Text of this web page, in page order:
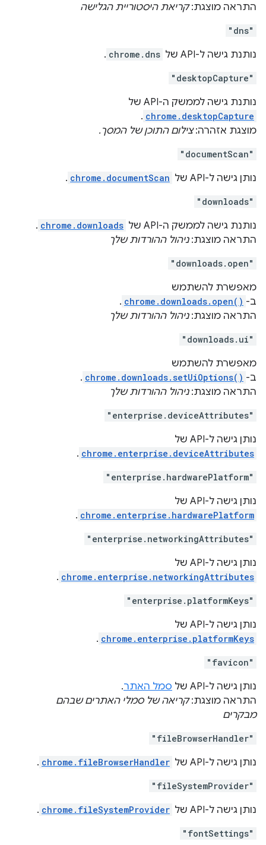
התראה מוצגת:קריאת היסטוריית הגלישה
"dns"
נותנת גישה ל-API של chrome.dns
.
"desktopCapture"
נותנת גישה לממשק ה-API של
chrome.desktopCapture
.
מוצגת אזהרה:צילום התוכן של המסך.
"documentScan"
נותן גישה ל-API של chrome.documentScan
.
"downloads"
נותנת גישה לממשק ה-API של chrome.downloads
.
התראה מוצגת:ניהול ההורדות שלך
"downloads.open"
מאפשרת להשתמש
ב- chrome.downloads.open()
.
התראה מוצגת:ניהול ההורדות שלך
"downloads.ui"
מאפשרת להשתמש
ב- chrome.downloads.setUiOptions()
.
התראה מוצגת:ניהול ההורדות שלך
"enterprise.deviceAttributes"
נותן גישה ל-API של
chrome.enterprise.deviceAttributes
.
"enterprise.hardwarePlatform"
נותן גישה ל-API של
chrome.enterprise.hardwarePlatform
.
"enterprise.networkingAttributes"
נותן גישה ל-API של
chrome.enterprise.networkingAttributes
.
"enterprise.platformKeys"
נותן גישה ל-API של
chrome.enterprise.platformKeys
.
"favicon"
נותן גישה ל-API של סמל האתר.
התראה מוצגת:קריאה של סמלי האתרים שבהם
מבקרים
"fileBrowserHandler"
נותן גישה ל-API של chrome.fileBrowserHandler
.
"fileSystemProvider"
נותן גישה ל-API של chrome.fileSystemProvider
.
"fontSettings"